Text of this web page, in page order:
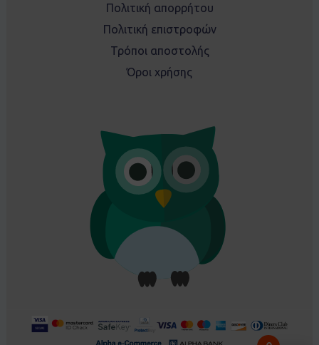
Πολιτική απορρήτου
Πολιτική επιστροφών
Τρόποι αποστολής
Όροι χρήσης
Ρουλα From Ρέθυμνο, GR